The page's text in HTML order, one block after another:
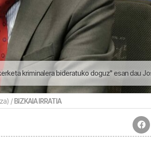
bideratuko doguz" esan dau Josu Erkorekak |
/BIZKAIA IRRATIA